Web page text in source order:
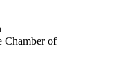
Chamber of